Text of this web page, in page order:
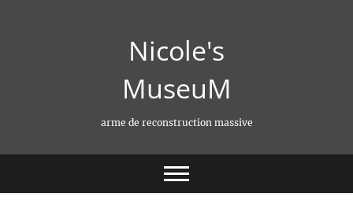
Nicole's
MuseuM
arme de reconstruction massive